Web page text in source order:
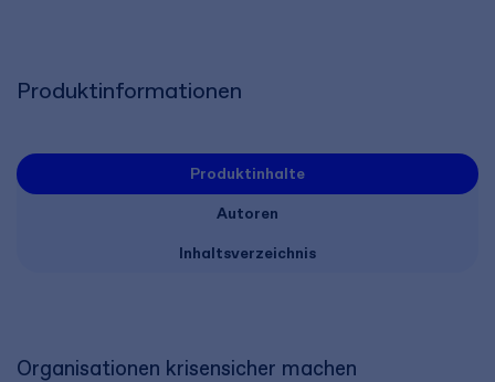
Produktinformationen
Produktinhalte
Autoren
Inhaltsverzeichnis
Organisationen krisensicher machen